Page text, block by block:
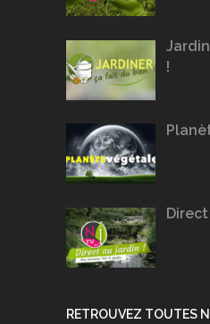
!
RETROUVEZ TOUTES